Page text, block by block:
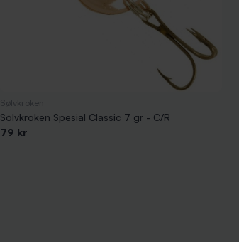
Sölvkroken Spesial Classic 7 gr - C/R
79 kr